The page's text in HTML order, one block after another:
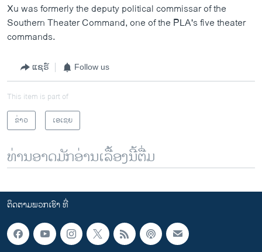
Xu was formerly the deputy political commissar of the
Southern Theater Command, one of the PLA's five theater
commands.
ແຊຣ໌ Follow us
This item is part of
ຂ່າວ
ເອເຊຍ
ທ່ານອາດມັກອ່ານເລື້ອງນີ້ຕື່ມ
ຕິດຕາມພວກເຮົາ ທີ່